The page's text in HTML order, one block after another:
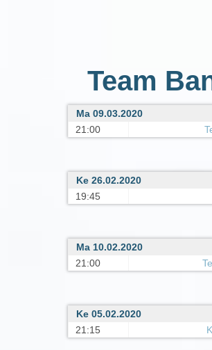
Team
Ma 09.03.2020
21:00
Ke 26.02.2020
19:45
Ma 10.02.2020
21:00
Ke 05.02.2020
21:15